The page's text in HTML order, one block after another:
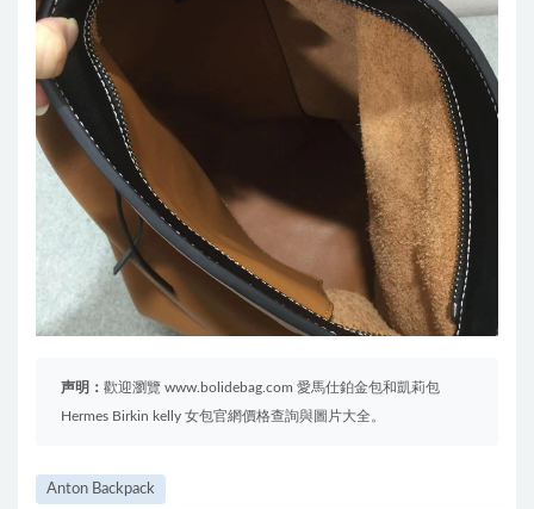
声明： 歡迎瀏覽 www.bolidebag.com 愛馬仕鉑金包和凱莉包
Hermes Birkin kelly 女包官網價格查詢與圖片大全。
Anton Backpack